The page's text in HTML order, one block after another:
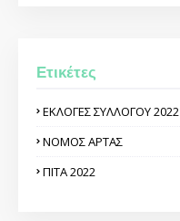
Ετικέτες
ΕΚΛΟΓΕΣ ΣΥΛΛΟΓΟΥ 2022
ΝΟΜΟΣ ΑΡΤΑΣ
ΠΙΤΑ 2022